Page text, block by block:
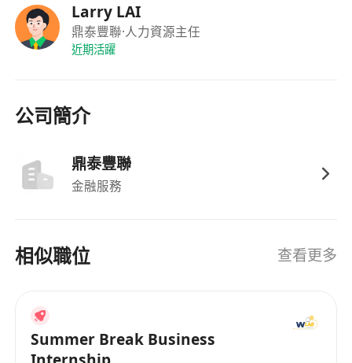
計劃」，由考牌到實戰，資深經理1對1帶領你上
路！
· 收入自主，上不封頂：豐厚佣金 + 多元獎金制度
直接反映在收入上！
導事業。
產品線豐富，客戶信任度高，讓你專注於提供最佳
服務。
Larry LAI
鼎泰豐聯·人力資源主任
近期活躍
公司簡介
鼎泰豐聯
金融服務
相似職位 查看更多
Summer Break Business